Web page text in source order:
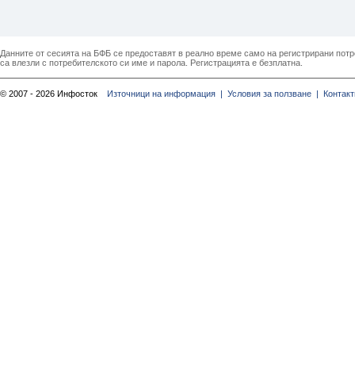
Данните от сесията на БФБ се предоставят в реално време само на регистрирани
са влезли с потребителското си име и парола. Регистрацията е безплатна.
© 2007 - 2026 Инфосток Източници на информация | Условия за ползване |